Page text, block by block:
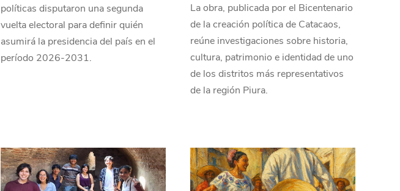
políticas disputaron una segunda
vuelta electoral para definir quién
asumirá la presidencia del país en el
período 2026-2031.
La obra, publicada por el Bicentenario
de la creación política de Catacaos,
reúne investigaciones sobre historia,
cultura, patrimonio e identidad de uno
de los distritos más representativos
de la región Piura.